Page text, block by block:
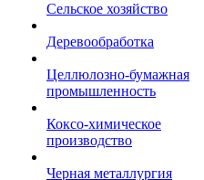
Сельское хозяйство
Деревообработка
Целлюлозно-бумажная
промышленность
Коксо-химическое
производство
Черная металлургия